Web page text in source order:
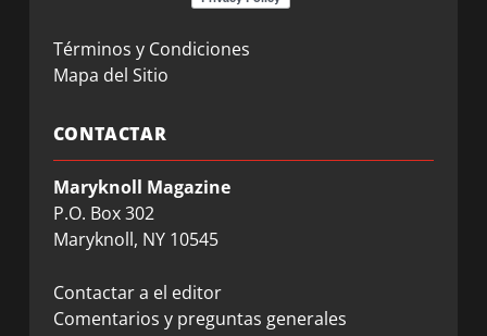
Términos y Condiciones
Mapa del Sitio
CONTACTAR
Maryknoll Magazine
P.O. Box 302
Maryknoll, NY 10545
Contactar a el editor
Comentarios y preguntas generales